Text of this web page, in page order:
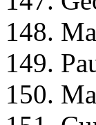
148.
149.
150.